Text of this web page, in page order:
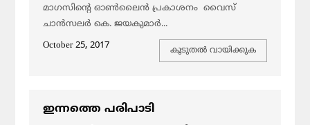
മാഗസിന്റെ ഓണ്‍ലൈന്‍ പ്രകാശനം വൈസ്
ചാന്‍സലര്‍ കെ. ജയകുമാര്‍...
October 25, 2017
കൂടുതല്‍ വായിക്കുക
ഇന്നത്തെ പരിപാടി